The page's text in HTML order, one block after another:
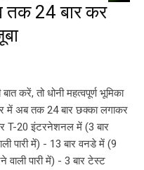
24 बार कर
करें, तो धोनी महत्वपूर्ण भूमिका
में अब तक 24 बार छक्का लगाकर
T-20 इंटरनेशनल में (3 बार
पारी में) - 13 बार वनडे में (9
वाली पारी में) - 3 बार टेस्ट